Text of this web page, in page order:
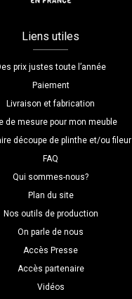
Liens utiles
prix justes toute l’année
Paiement
Livraison et fabrication
de mesure pour mon meuble
découpe de plinthe et/ou fileur
FAQ
Qui sommes-nous?
Plan du site
Nos outils de production
On parle de nous
Accès Presse
Accès partenaire
Vidéos